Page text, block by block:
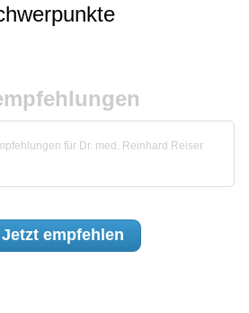
für Dr. med. Reinhard Reiser
Jetzt empfehlen